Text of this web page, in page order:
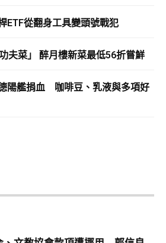
ETF從翻身工具變頭號戰犯
夫菜」 醉月樓新菜最低56折嘗鮮
陽艦捐血 咖啡豆、乳液與多項好